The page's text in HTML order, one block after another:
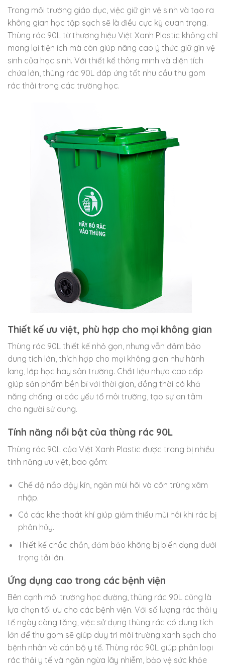
Trong môi trường giáo dục, việc giữ gìn vệ sinh và tạo ra
không gian học tập sạch sẽ là điều cực kỳ quan trọng.
Thùng rác 90L từ thương hiệu Việt Xanh Plastic không chỉ
mang lại tiện ích mà còn giúp nâng cao ý thức giữ gìn vệ
sinh của học sinh. Với thiết kế thông minh và diện tích
chứa lớn, thùng rác 90L đáp ứng tốt nhu cầu thu gom
rác thải trong các trường học.
Thiết kế ưu việt, phù hợp cho mọi không gian
Thùng rác 90L thiết kế nhỏ gọn, nhưng vẫn đảm bảo
dung tích lớn, thích hợp cho mọi không gian như hành
lang, lớp học hay sân trường. Chất liệu nhựa cao cấp
giúp sản phẩm bền bỉ với thời gian, đồng thời có khả
năng chống lại các yếu tố môi trường, tạo sự an tâm
cho người sử dụng.
Tính năng nổi bật của thùng rác 90L
Thùng rác 90L của Việt Xanh Plastic được trang bị nhiều
tính năng ưu việt, bao gồm:
Chế độ nắp đậy kín, ngăn mùi hôi và côn trùng xâm
nhập.
Có các khe thoát khí giúp giảm thiểu mùi hôi khi rác bị
phân hủy.
Thiết kế chắc chắn, đảm bảo không bị biến dạng dưới
trọng tải lớn.
Ứng dụng cao trong các bệnh viện
Bên cạnh môi trường học đường, thùng rác 90L cũng là
lựa chọn tối ưu cho các bệnh viện. Với số lượng rác thải y
tế ngày càng tăng, việc sử dụng thùng rác có dung tích
lớn để thu gom sẽ giúp duy trì môi trường xanh sạch cho
bệnh nhân và cán bộ y tế. Thùng rác 90L giúp phân loại
rác thải y tế và ngăn ngừa lây nhiễm, bảo vệ sức khỏe